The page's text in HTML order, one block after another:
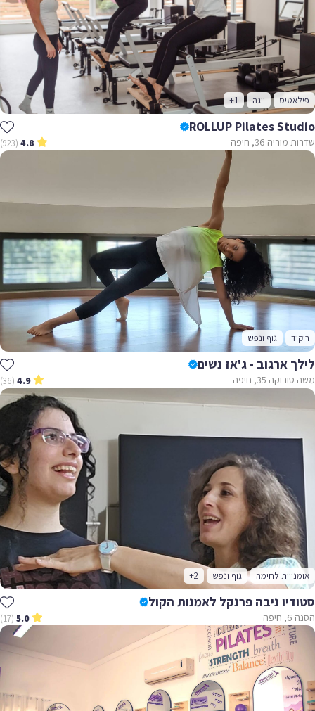
פילאטיס יוגה +1
ROLLUP Pilates Studio
שדרות מוריה 36, חיפה 4.8
(923)
ריקוד גוף ונפש
לילך ארגוב - ג'אז נשים
משה סורוקה 35, חיפה 4.9
(36)
אומנויות לחימה גוף ונפש +2
סטודיו ניבה פרנקל לאמנות הקול
הסנה 6, חיפה 5.0
(17)